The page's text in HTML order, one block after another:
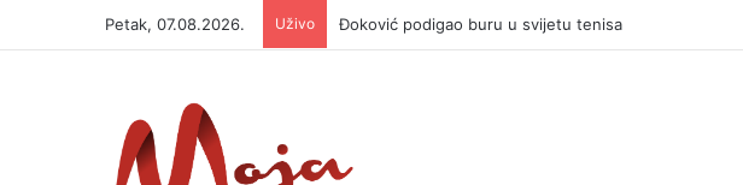
Petak, 07.08.2026. Uživo APIF izgubio spor sa komšijama, mora platiti 10.000 KM